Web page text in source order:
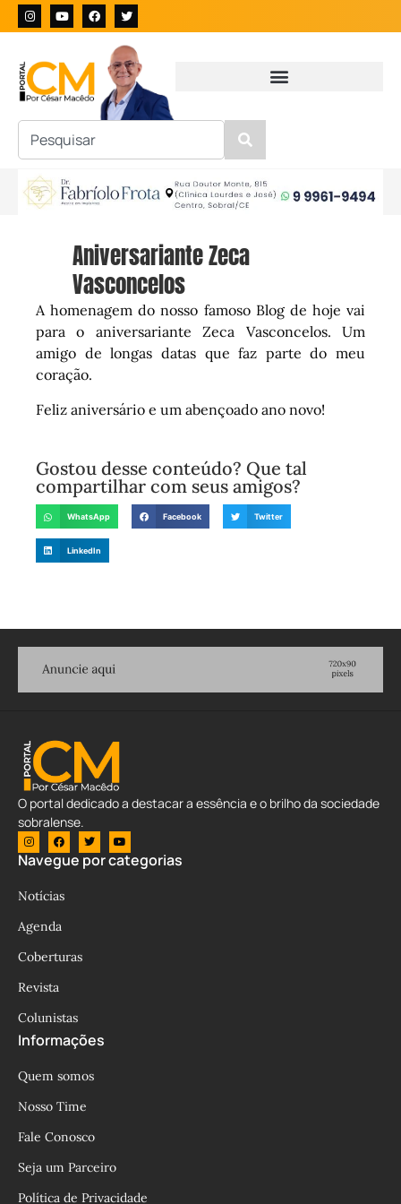
Aniversariante Zeca
Vasconcelos
A homenagem do nosso famoso Blog de hoje vai
para o aniversariante Zeca Vasconcelos. Um
amigo de longas datas que faz parte do meu
coração.
Feliz aniversário e um abençoado ano novo!
Gostou desse conteúdo? Que tal
compartilhar com seus amigos?
WhatsApp Facebook Twitter
LinkedIn
O portal dedicado a destacar a essência e o brilho da sociedade
sobralense.
Navegue por categorias
Notícias
Agenda
Coberturas
Revista
Colunistas
Informações
Quem somos
Nosso Time
Fale Conosco
Seja um Parceiro
Política de Privacidade